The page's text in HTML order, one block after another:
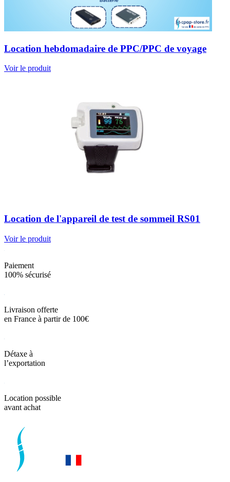
Location hebdomadaire de PPC/PPC de voyage
Voir le produit
Location de l'appareil de test de sommeil RS01
Voir le produit
Paiement
100% sécurisé
Livraison offerte
en France à partir de 100€
Détaxe à
l’exportation
Location possible
avant achat